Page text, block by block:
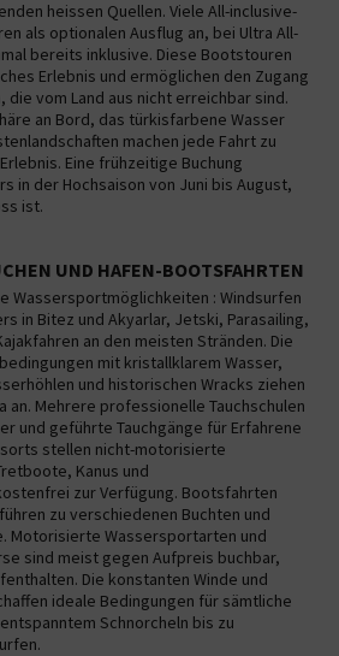
heissen Quellen. Viele All-inclusive-
als optionalen Ausflug an, bei Ultra All-
bereits inklusive. Diese Bootstouren
Erlebnis und ermöglichen den Zugang
vom Land aus nicht erreichbar sind.
an Bord, das türkisfarbene Wasser
machen jede Fahrt zu
Eine frühzeitige Buchung
in der Hochsaison von Juni bis August,
ist.
UND HAFEN-BOOTSFAHRTEN
Wassersportmöglichkeiten : Windsurfen
in Bitez und Akyarlar, Jetski, Parasailing,
an den meisten Stränden. Die
mit kristallklarem Wasser,
und historischen Wracks ziehen
an. Mehrere professionelle Tauchschulen
und geführte Tauchgänge für Erfahrene
stellen nicht-motorisierte
Kanus und
zur Verfügung. Bootsfahrten
zu verschiedenen Buchten und
Motorisierte Wassersportarten und
sind meist gegen Aufpreis buchbar,
Die konstanten Winde und
ideale Bedingungen für sämtliche
Schnorcheln bis zu